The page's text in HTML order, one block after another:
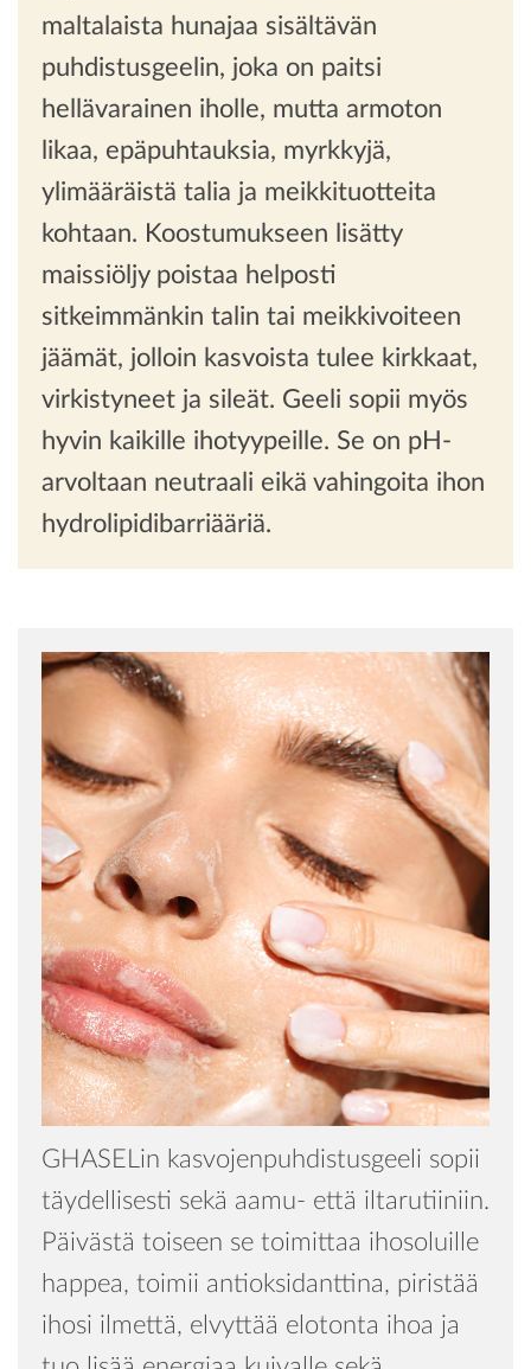
maltalaista hunajaa sisältävän
puhdistusgeelin, joka on paitsi
hellävarainen iholle, mutta armoton
likaa, epäpuhtauksia, myrkkyjä,
ylimääräistä talia ja meikkituotteita
kohtaan. Koostumukseen lisätty
maissiöljy poistaa helposti
sitkeimmänkin talin tai meikkivoiteen
jäämät, jolloin kasvoista tulee kirkkaat,
virkistyneet ja sileät. Geeli sopii myös
hyvin kaikille ihotyypeille. Se on pH-
arvoltaan neutraali eikä vahingoita ihon
hydrolipidibarriääriä.
GHASELin kasvojenpuhdistusgeeli sopii
täydellisesti sekä aamu- että iltarutiiniin.
Päivästä toiseen se toimittaa ihosoluille
happea, toimii antioksidanttina, piristää
ihosi ilmettä, elvyttää elotonta ihoa ja